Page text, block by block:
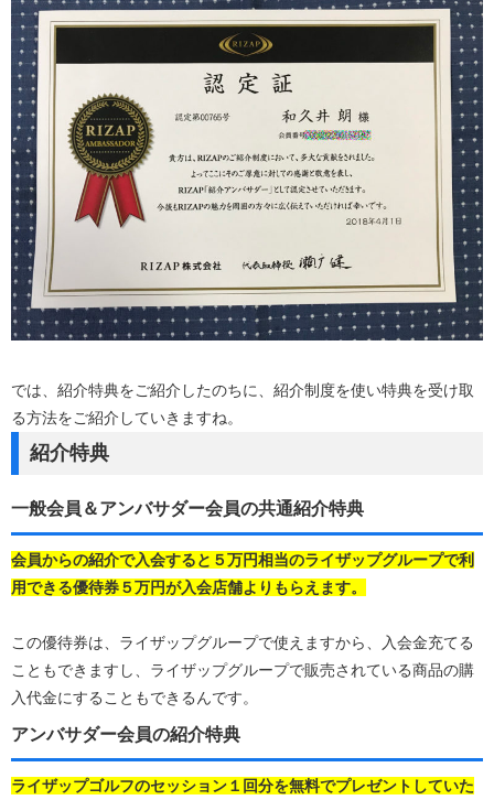
では、紹介特典をご紹介したのちに、紹介制度を使い特典を受け取
る方法をご紹介していきますね。
紹介特典
一般会員＆アンバサダー会員の共通紹介特典
会員からの紹介で入会すると５万円相当のライザップグループで利
用できる優待券５万円が入会店舗よりもらえます。
この優待券は、ライザップグループで使えますから、入会金充てる
こともできますし、ライザップグループで販売されている商品の購
入代金にすることもできるんです。
アンバサダー会員の紹介特典
ライザップゴルフのセッション１回分を無料でプレゼントしていた